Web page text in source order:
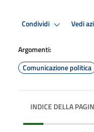
Condividi Vedi
Argomenti:
Comunicazione politica
INDICE DELLA